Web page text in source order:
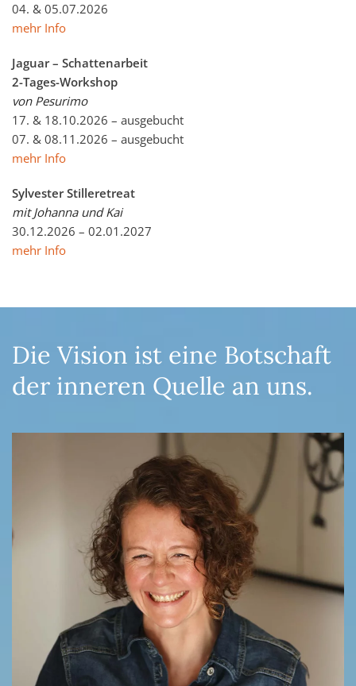
04. & 05.07.2026
mehr Info
Jaguar – Schattenarbeit
2-Tages-Workshop
von Pesurimo
17. & 18.10.2026 – ausgebucht
07. & 08.11.2026 – ausgebucht
mehr Info
Sylvester Stilleretreat
mit Johanna und Kai
30.12.2026 – 02.01.2027
mehr Info
Die Vision ist eine Botschaft
der inneren Quelle an uns.